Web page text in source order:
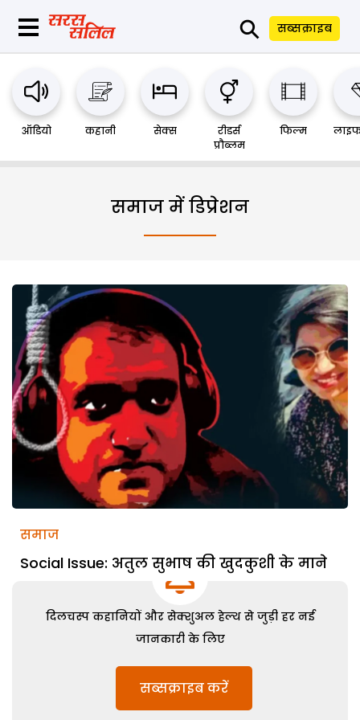
⚲ सब्सक्राइब
ऑडियो कहानी सेक्स
रीडर्स
प्रौब्लम
फिल्म
समाज में डिप्रेशन
समाज
Social Issue: अतुल सुभाष की खुदकुशी के माने
दिलचस्प कहानियों और सेक्शुअल हेल्थ से जुड़ी हर नई
जानकारी के लिए
सब्सक्राइब करें